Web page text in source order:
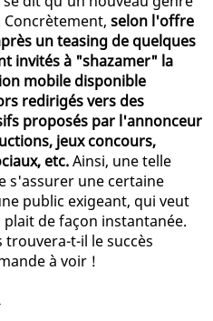
selon l'offre
un teasing de quelques
invités à "shazamer" la
mobile disponible
redirigés vers des
proposés par l'annonceur
jeux concours,
etc.Ainsi, une telle
s'assurer une certaine
public exigeant, qui veut
de façon instantanée.
t-il le succès
à voir !